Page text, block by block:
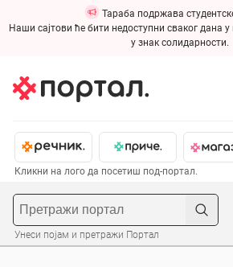
Тараба подржава
Наши сајтови ће бити недоступни сваког дана
у знак солидарности.
Кликни на лого да посетиш под-портал.
Унеси појам и претражи Портал